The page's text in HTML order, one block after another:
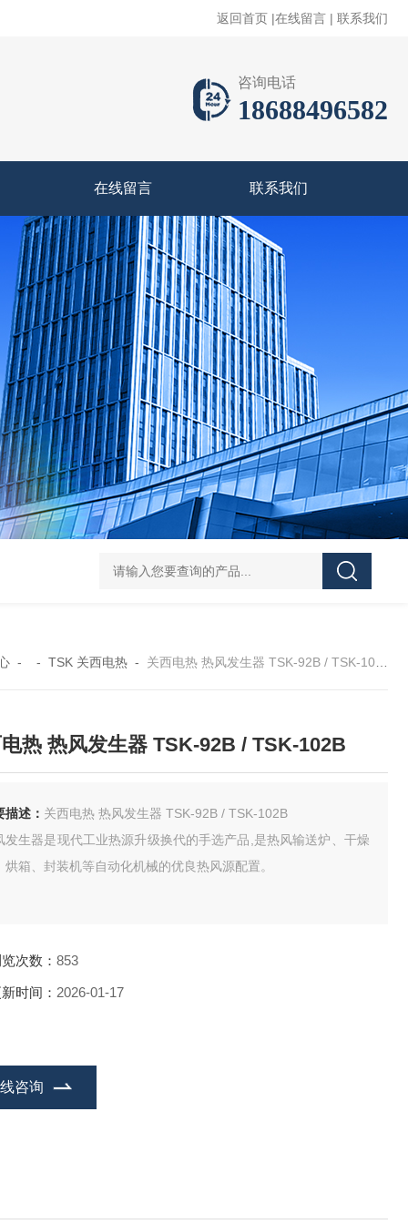
返回首页 |在线留言 | 联系我们
咨询电话
18688496582
在线留言 联系我们
FUJ川IIMPULSE 富士音派 封口机 FA-600-5 FUJIIMPULSE富士音派
- - TSK 关西电热- 关西电热 热风发生器 TSK-92B / TSK-102B
热 热风发生器 TSK-92B / TSK-102B
描述： 关西电热 热风发生器 TSK-92B / TSK-102B
发生器是现代工业热源升级换代的手选产品,是热风输送炉、干燥
烘箱、封装机等自动化机械的优良热风源配置。
次数： 853
时间： 2026-01-17
咨询